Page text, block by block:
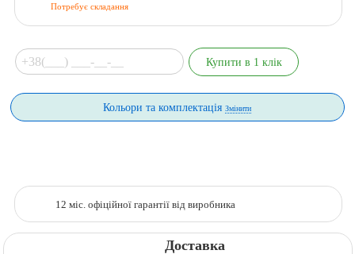
Потребує складання
Кольори та комплектаціяЗмінити
12 міс. офіційної гарантії від виробника
Доставка